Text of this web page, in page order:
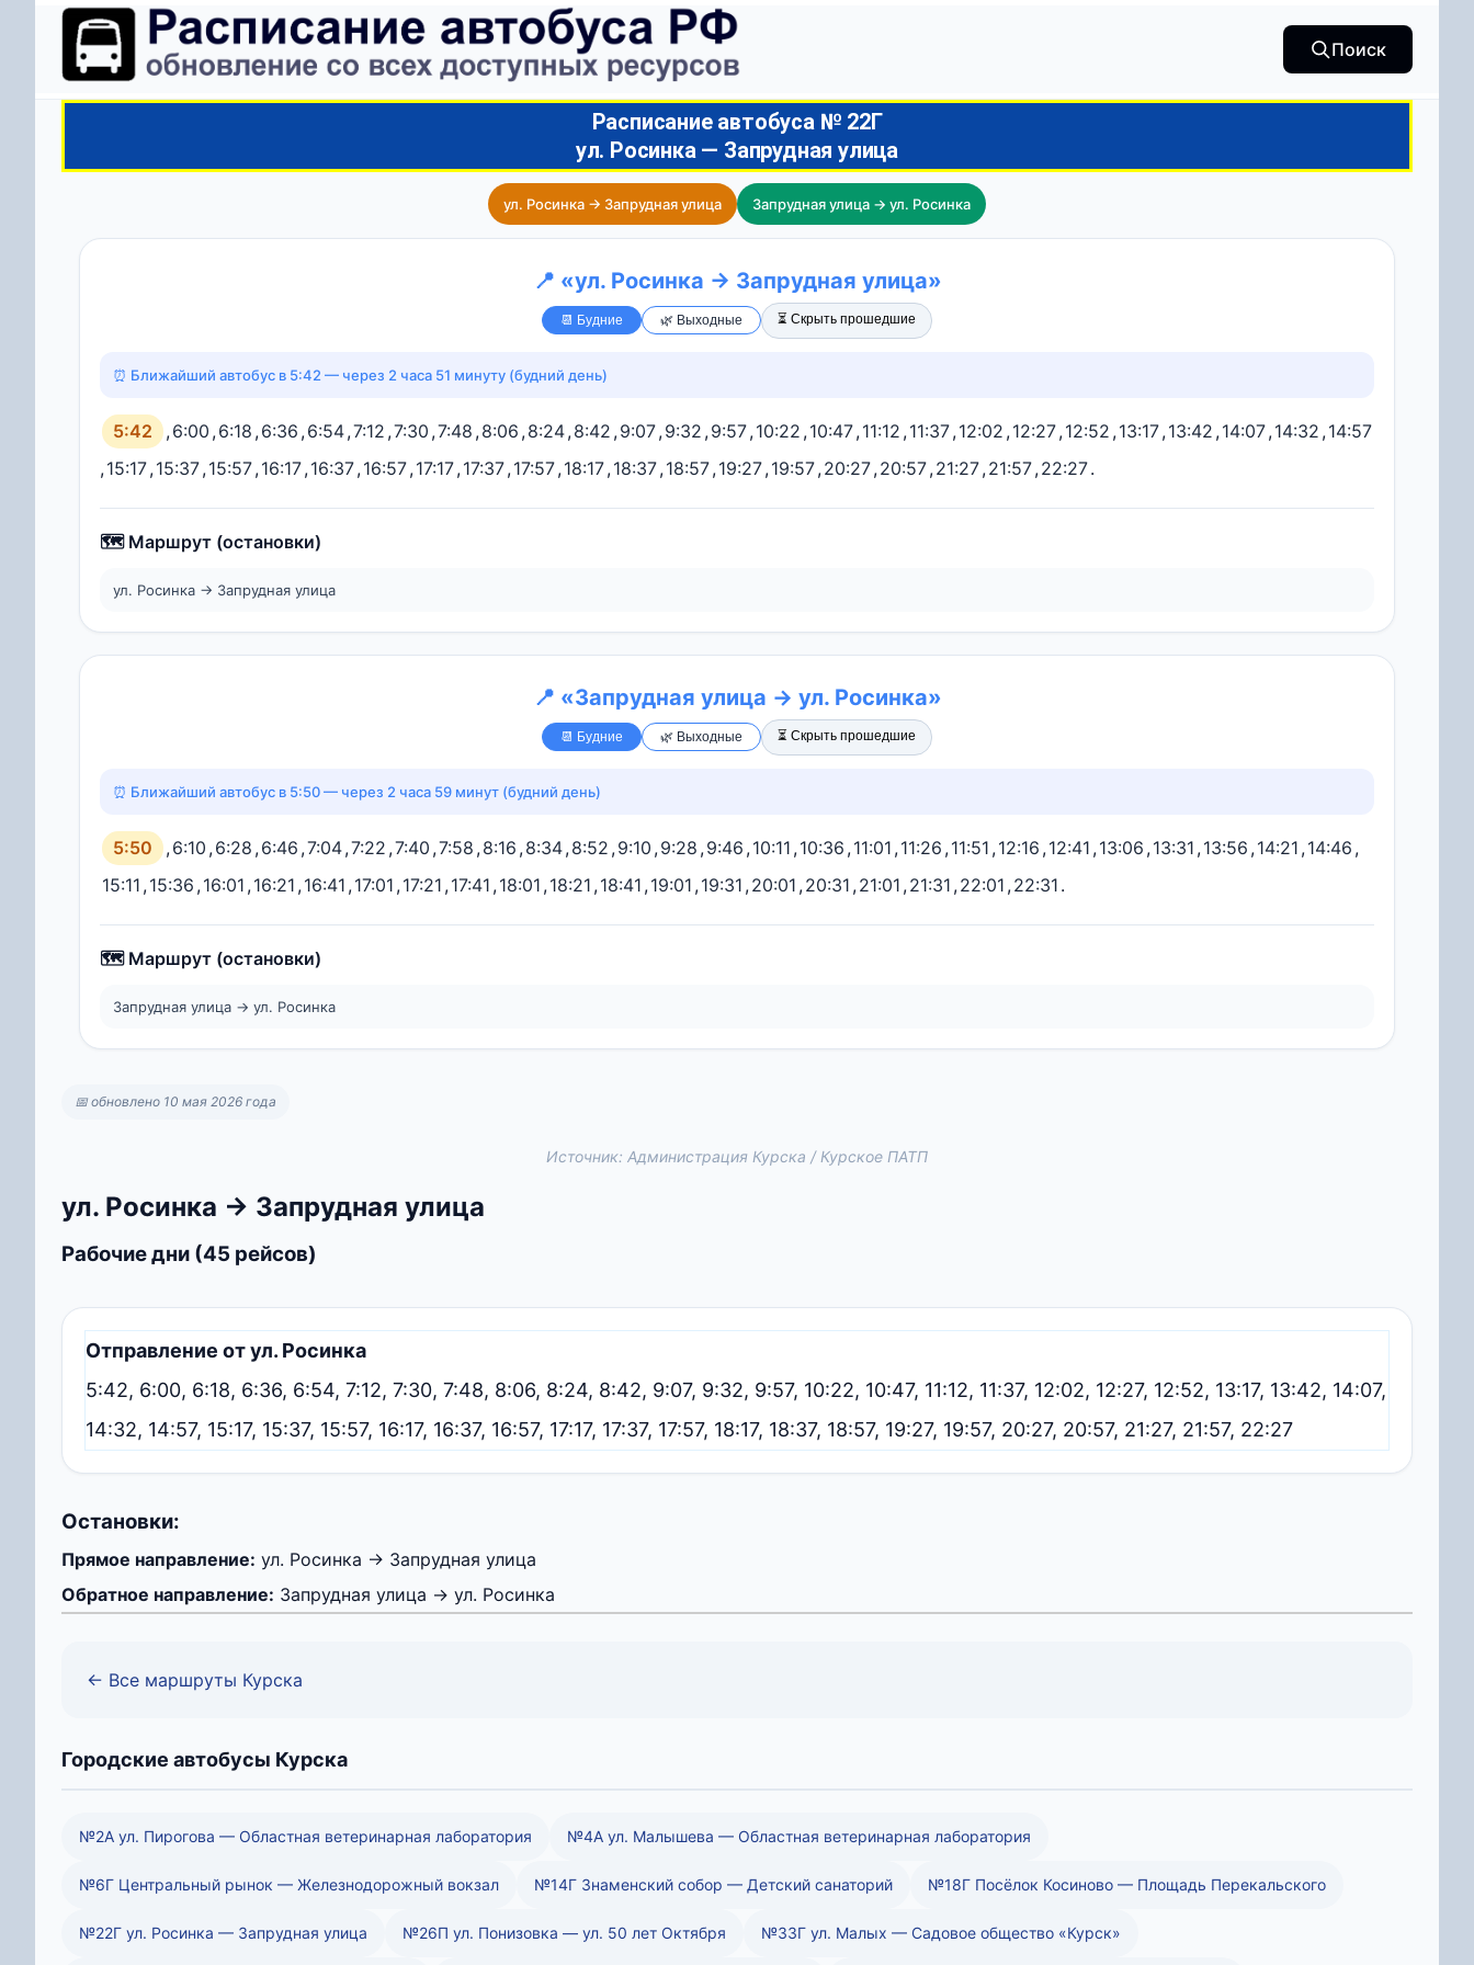
Поиск
Расписание автобуса № 22Г
ул. Росинка — Запрудная улица
ул. Росинка → Запрудная улица Запрудная улица → ул. Росинка
📍 «ул. Росинка → Запрудная улица»
📆 Будние 🌿 Выходные ⏳ Скрыть прошедшие
⏰ Ближайший автобус в 5:42 — через 2 часа 51 минуту (будний день)
5:42 ,6:00 ,6:18 ,6:36 ,6:54,7:12 ,7:30 ,7:48 ,8:06 ,8:24,8:42 ,9:07,9:32 ,9:57,10:22 ,10:47,11:12 ,11:37,12:02 ,12:27,12:52 ,13:17,13:42 ,14:07,14:32 ,14:57
,15:17,15:37,15:57,16:17,16:37,16:57,17:17,17:37,17:57,18:17,18:37,18:57,19:27,19:57,20:27,20:57,21:27,21:57,22:27.
🗺️ Маршрут (остановки)
ул. Росинка → Запрудная улица
📍 «Запрудная улица → ул. Росинка»
📆 Будние 🌿 Выходные ⏳ Скрыть прошедшие
⏰ Ближайший автобус в 5:50 — через 2 часа 59 минут (будний день)
5:50 ,6:10 ,6:28 ,6:46 ,7:04,7:22 ,7:40 ,7:58 ,8:16 ,8:34,8:52 ,9:10 ,9:28 ,9:46 ,10:11 ,10:36 ,11:01 ,11:26 ,11:51 ,12:16 ,12:41 ,13:06 ,13:31 ,13:56 ,14:21 ,14:46 ,
15:11 ,15:36 ,16:01 ,16:21 ,16:41 ,17:01 ,17:21 ,17:41 ,18:01 ,18:21 ,18:41 ,19:01 ,19:31 ,20:01 ,20:31 ,21:01 ,21:31 ,22:01 ,22:31 .
🗺️ Маршрут (остановки)
Запрудная улица → ул. Росинка
📅 обновлено 10 мая 2026 года
Источник: Администрация Курска / Курское ПАТП
ул. Росинка → Запрудная улица
Рабочие дни (45 рейсов)
Отправление от ул. Росинка
5:42, 6:00, 6:18, 6:36, 6:54, 7:12, 7:30, 7:48, 8:06, 8:24, 8:42, 9:07, 9:32, 9:57, 10:22, 10:47, 11:12, 11:37, 12:02, 12:27, 12:52, 13:17, 13:42, 14:07,
14:32, 14:57, 15:17, 15:37, 15:57, 16:17, 16:37, 16:57, 17:17, 17:37, 17:57, 18:17, 18:37, 18:57, 19:27, 19:57, 20:27, 20:57, 21:27, 21:57, 22:27
Остановки:
Прямое направление: ул. Росинка → Запрудная улица
Обратное направление: Запрудная улица → ул. Росинка
← Все маршруты Курска
Городские автобусы Курска
№2А ул. Пирогова — Областная ветеринарная лаборатория №4А ул. Малышева — Областная ветеринарная лаборатория
№6Г Центральный рынок — Железнодорожный вокзал №14Г Знаменский собор — Детский санаторий №18Г Посёлок Косиново — Площадь Перекальского
№22Г ул. Росинка — Запрудная улица №26П ул. Понизовка — ул. 50 лет Октября №33Г ул. Малых — Садовое общество «Курск»